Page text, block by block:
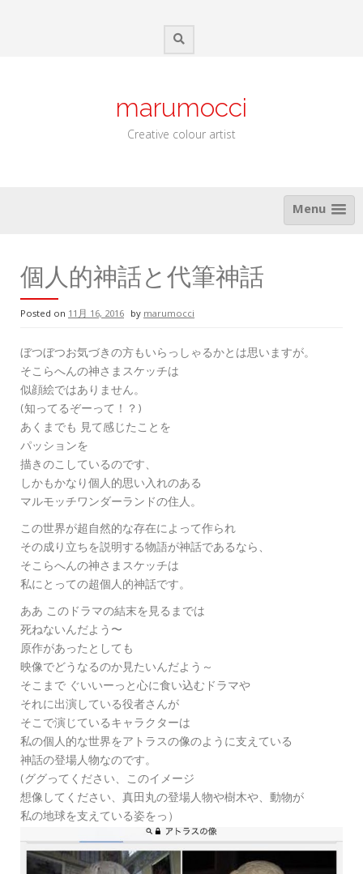
marumocci
Creative colour artist
Menu
個人的神話と代筆神話
Posted on 11月 16, 2016 bymarumocci
ぼつぼつお気づきの方もいらっしゃるかとは思いますが。
そこらへんの神さまスケッチは
似顔絵ではありません。
(知ってるぞーって！？)
あくまでも 見て感じたことを
パッションを
描きのこしているのです、
しかもかなり個人的思い入れのある
マルモッチワンダーランドの住人。
この世界が超自然的な存在によって作られ
その成り立ちを説明する物語が神話であるなら、
そこらへんの神さまスケッチは
私にとっての超個人的神話です。
ああ このドラマの結末を見るまでは
死ねないんだよう〜
原作があったとしても
映像でどうなるのか見たいんだよう～
そこまで ぐいいーっと心に食い込むドラマや
それに出演している役者さんが
そこで演じているキャラクターは
私の個人的な世界をアトラスの像のように支えている
神話の登場人物なのです。
(ググってください、このイメージ
想像してください、真田丸の登場人物や樹木や、動物が
私の地球を支えている姿をっ）